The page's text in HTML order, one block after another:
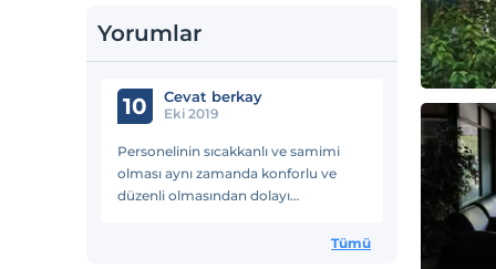
Yorumlar
10 Cevat berkay
Eki 2019
Personelinin sıcakkanlı ve samimi
olması aynı zamanda konforlu ve
düzenli olmasından dolayı
Tümü